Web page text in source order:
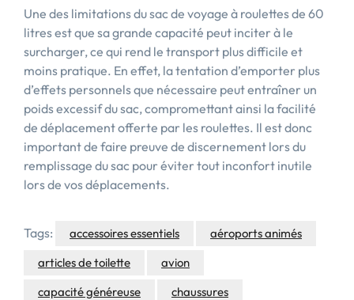
Une des limitations du sac de voyage à roulettes de 60
litres est que sa grande capacité peut inciter à le
surcharger, ce qui rend le transport plus difficile et
moins pratique. En effet, la tentation d’emporter plus
d’effets personnels que nécessaire peut entraîner un
poids excessif du sac, compromettant ainsi la facilité
de déplacement offerte par les roulettes. Il est donc
important de faire preuve de discernement lors du
remplissage du sac pour éviter tout inconfort inutile
lors de vos déplacements.
Tags: accessoires essentiels
aéroports animés
articles de toilette
avion
capacité généreuse
chaussures